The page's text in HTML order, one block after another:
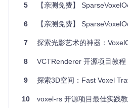
mkdir
cmake ..
运行项目
构建完成后，运行生成的可执行文件
5 【亲测免费】 SparseVoxelOctree
6 【亲测免费】
7 探索光影艺术的神器：
8 VCTRenderer 开源项目教程
9 探索3D空间：Fast Voxel
10 voxel-rs 开源项目最佳实践